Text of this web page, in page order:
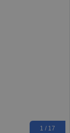
1 / 17